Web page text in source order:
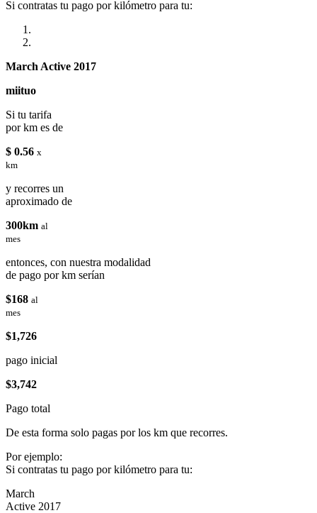
Si contratas tu pago por kilómetro para tu:
March Active 2017
miituo
Si tu tarifa
por km es de
$ 0.56 x
km
y recorres un
aproximado de
300km al
mes
entonces, con nuestra modalidad
de pago por km serían
$168 al
mes
$1,726
pago inicial
$3,742
Pago total
De esta forma solo pagas por los km que recorres.
Por ejemplo:
Si contratas tu pago por kilómetro para tu:
March
Active 2017